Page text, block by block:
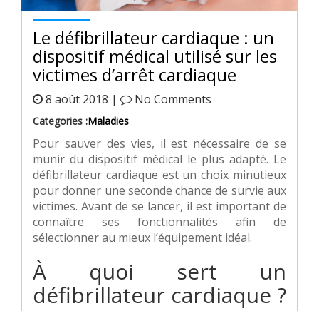
Le défibrillateur cardiaque : un
dispositif médical utilisé sur les
victimes d’arrêt cardiaque
8 août 2018 | No Comments
Categories :Maladies
Pour sauver des vies, il est nécessaire de se
munir du dispositif médical le plus adapté. Le
défibrillateur cardiaque est un choix minutieux
pour donner une seconde chance de survie aux
victimes. Avant de se lancer, il est important de
connaître ses fonctionnalités afin de
sélectionner au mieux l’équipement idéal.
À quoi sert un
défibrillateur cardiaque ?